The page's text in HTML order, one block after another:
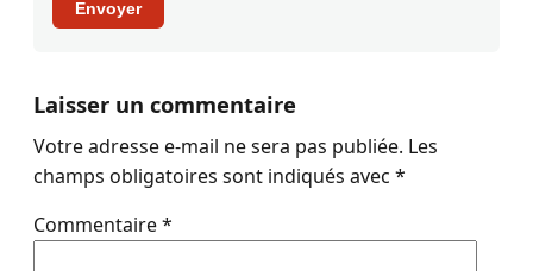
Envoyer
Laisser un commentaire
Votre adresse e-mail ne sera pas publiée. Les
champs obligatoires sont indiqués avec *
Commentaire*